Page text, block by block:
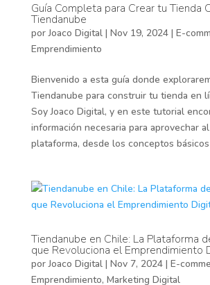
Guía Completa para Crear tu Tienda
Tiendanube
porJoaco Digital| Nov 19, 2024| E-
Emprendimiento
Bienvenido a esta guía donde
Tiendanube para construir tu tienda en
Soy Joaco Digital, y en este tutorial
información necesaria para aprovechar
plataforma, desde los conceptos básicos
Tiendanube en Chile: La Plataforma
que Revoluciona el Emprendimiento
porJoaco Digital| Nov 7, 2024| E-
Emprendimiento, Marketing Digital